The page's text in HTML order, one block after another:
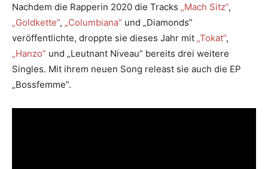
Nachdem die Rapperin 2020 die Tracks „Mach Sitz”,
„Goldkette”, „Columbiana” und „Diamonds”
veröffentlichte, droppte sie dieses Jahr mit „Tokat”,
„Hanzo” und „Leutnant Niveau” bereits drei weitere
Singles. Mit ihrem neuen Song releast sie auch die EP
„Bossfemme”.